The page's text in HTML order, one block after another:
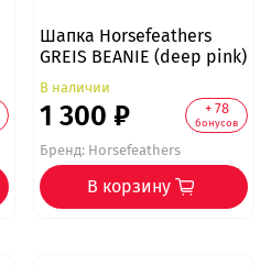
Шапка Horsefeathers
GREIS BEANIE (deep pink)
В наличии
1 300 ₽ + 78
бонусов
Бренд:Horsefeathers
В корзину